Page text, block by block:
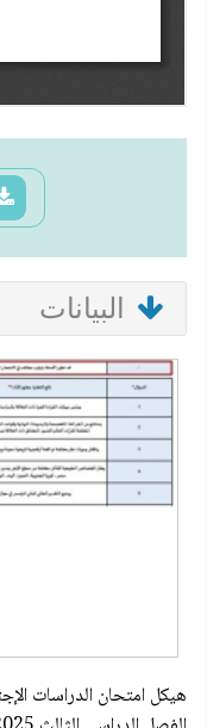
البيانات
هيكل امتحان الدراسات